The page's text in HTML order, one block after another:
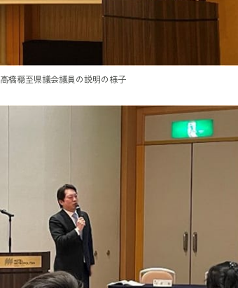
高橋穏至県議会議員の説明の様子